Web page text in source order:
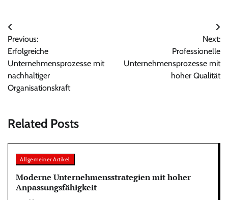
Post
navigation
Previous:
Erfolgreiche
Unternehmensprozesse mit
nachhaltiger
Organisationskraft
Next:
Professionelle
Unternehmensprozesse mit
hoher Qualität
Related Posts
Allgemeiner Artikel
Moderne Unternehmensstrategien mit hoher
Anpassungsfähigkeit